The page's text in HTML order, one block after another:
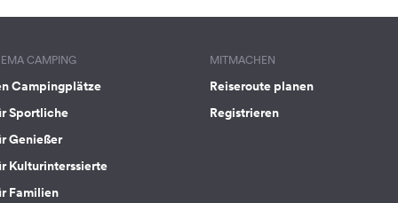
CAMPING
Campingplätze
Sportliche
Genießer
Kulturinterssierte
Familien
MITMACHEN
Reiseroute planen
Registrieren